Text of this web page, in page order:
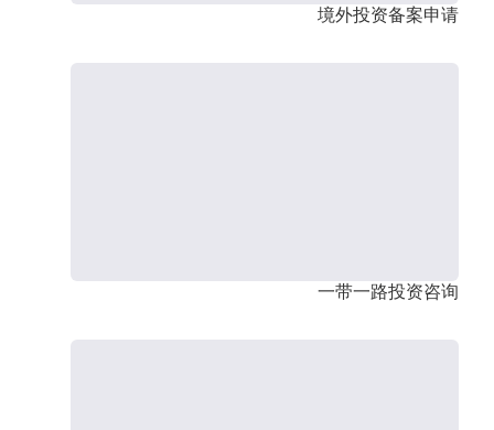
境外投资备案申请
一带一路投资咨询